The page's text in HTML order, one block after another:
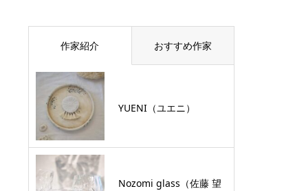
作家紹介 おすすめ作家
YUENI（ユエニ）
Nozomi glass（佐藤 望